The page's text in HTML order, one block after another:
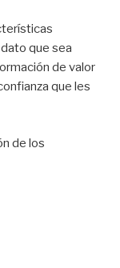
que sea
de valor
que les
de los